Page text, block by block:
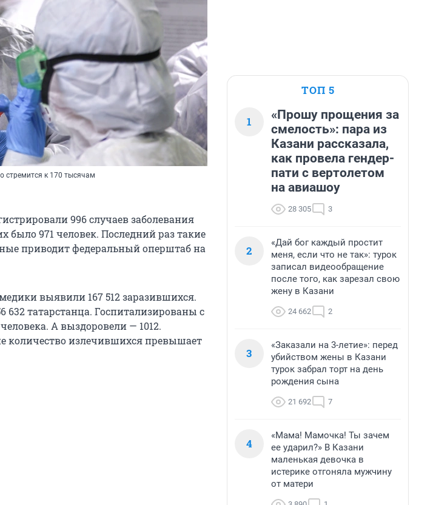
стремится к 170 тысячам
996 случаев заболевания
было 971 человек. Последний раз такие
приводит федеральный оперштаб на
выявили 167 512 заразившихся.
632 татарстанца. Госпитализированы с
А выздоровели — 1012.
количество излечившихся превышает
ТОП 5
1
«Прошу прощения за
смелость»: пара из
Казани рассказала,
как провела гендер-
пати с вертолетом
на авиашоу
28 305 3
2
«Дай бог каждый простит
меня, если что не так»: турок
записал видеообращение
после того, как зарезал свою
жену в Казани
24 662 2
3
«Заказали на 3-летие»: перед
убийством жены в Казани
турок забрал торт на день
рождения сына
21 692 7
4
«Мама! Мамочка! Ты зачем
ее ударил?» В Казани
маленькая девочка в
истерике отгоняла мужчину
от матери